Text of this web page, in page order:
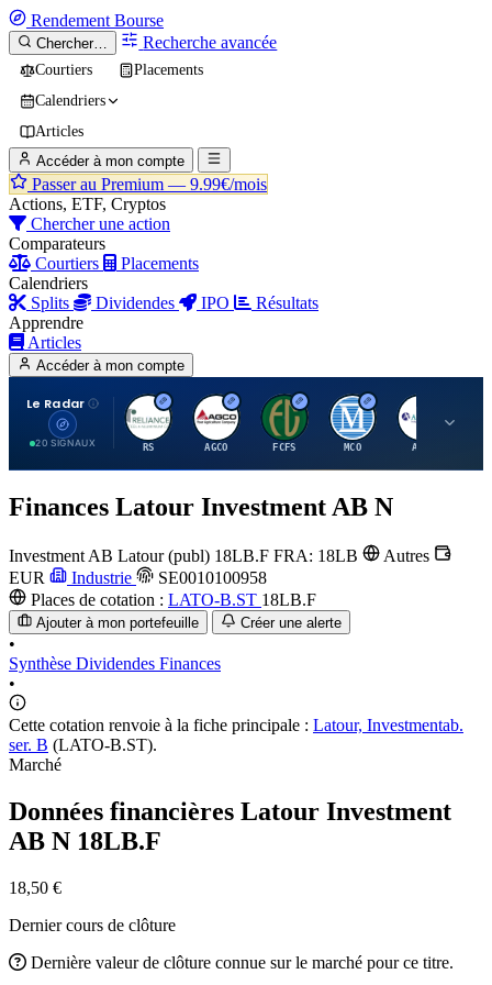
Rendement Bourse
Chercher… Recherche avancée
Courtiers
Placements
Calendriers
Articles
Accéder à mon compte
Passer au Premium — 9.99€/mois
Actions, ETF, Cryptos
Chercher une action
Comparateurs
Courtiers
Placements
Calendriers
Splits
Dividendes IPO
Résultats
Apprendre
Articles
Accéder à mon compte
Le Radar
20 SIGNAUX
R
RS
A
AGCO
F
FCFS
M
MCO
A
AIT
Finances Latour Investment AB N
Investment AB Latour (publ) 18LB.F FRA: 18LB
Autres
EUR
Industrie
SE0010100958
Places de cotation : LATO-B.ST 18LB.F
Ajouter à mon portefeuille Créer une alerte
•
Synthèse Dividendes Finances
•
Cette cotation renvoie à la fiche principale : Latour, Investmentab.
ser. B (LATO-B.ST).
Marché
Données financières Latour Investment
AB N 18LB.F
18,50 €
Dernier cours de clôture
Dernière valeur de clôture connue sur le marché pour ce titre.